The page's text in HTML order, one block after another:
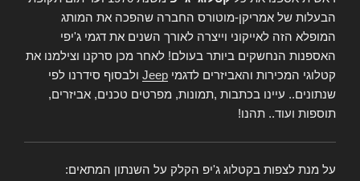
הבעלות של אמריקן-מוטורס החברה שהפכה את המותג
המופלא הזה לאייקוני וייצרה לאורך השנים את דגמי ג'יפי
האספנות הנחשקים ביותר בעולם! לאחר מכן סרקנו וצילמנו את
קטלוגי המכירות והאביזרים לדגמי Jeep ולבסוף סידרנו לפי
שנתונים.. עיינו בכתבות ,תמונות, מפרטים טכנים, אביזרים,
תוספות ועוד.. תהנו!
על מנת לצפות בקטלוג ג'יפ הקלק על השנתון המתאים: